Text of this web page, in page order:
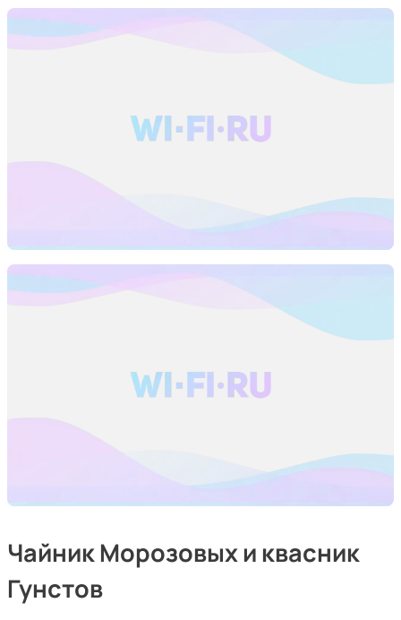
Чайник Морозовых и квасник
Гунстов